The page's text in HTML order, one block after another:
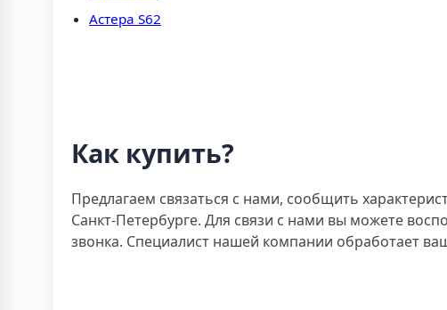
Астера S62
Как купить?
Предлагаем связаться с нами, сообщить
Санкт-Петербурге. Для связи с нами вы можете
звонка. Специалист нашей компании обработает